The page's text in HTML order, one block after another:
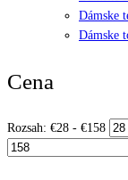
Dámske
Dámske
Cena
Rozsah: €28 - €158